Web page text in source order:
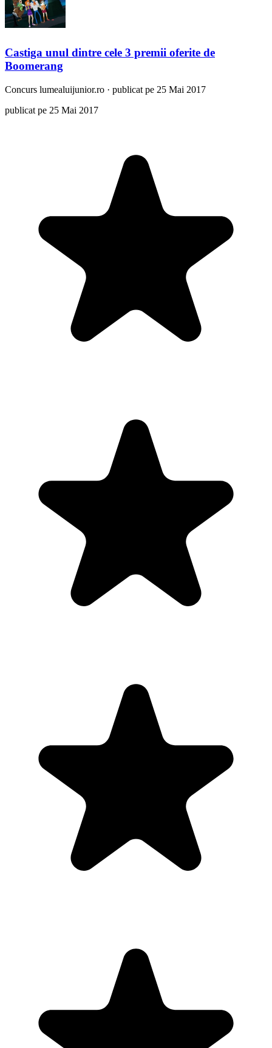
Castiga unul dintre cele 3 premii oferite de
Boomerang
Concurs lumealuijunior.ro · publicat pe 25 Mai 2017
publicat pe 25 Mai 2017